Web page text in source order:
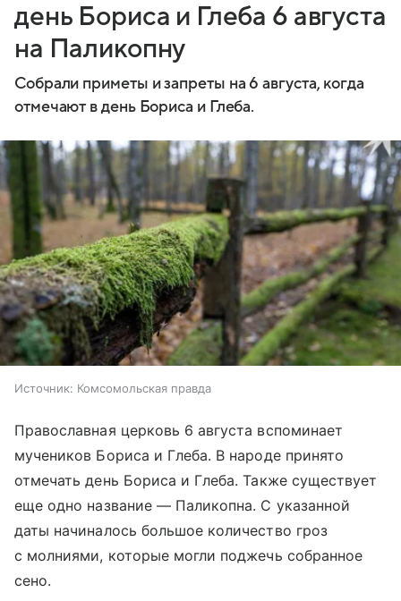
день Бориса и Глеба 6 августа
на Паликопну
Собрали приметы и запреты на 6 августа, когда
отмечают в день Бориса и Глеба.
Источник: Комсомольская правда
Православная церковь 6 августа вспоминает
мучеников Бориса и Глеба. В народе принято
отмечать день Бориса и Глеба. Также существует
еще одно название — Паликопна. С указанной
даты начиналось большое количество гроз
с молниями, которые могли поджечь собранное
сено.